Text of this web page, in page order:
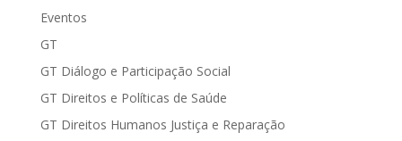
Eventos
GT
GT Diálogo e Participação Social
GT Direitos e Políticas de Saúde
GT Direitos Humanos Justiça e Reparação